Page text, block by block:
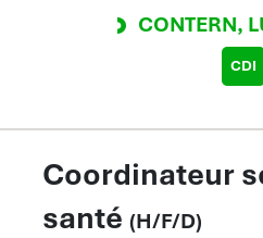
CONTERN,
CDI
Coordinateur
santé (H/F/D)